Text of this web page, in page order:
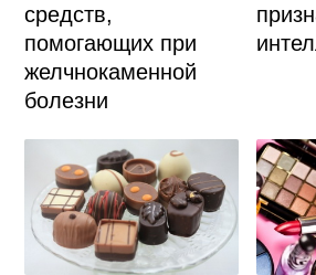
средств,
помогающих при
желчнокаменной
болезни